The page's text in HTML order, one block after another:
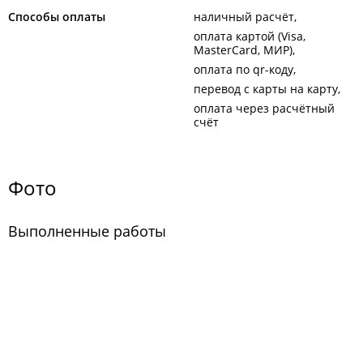
Способы оплаты
наличный расчёт
оплата картой (Visa,
MasterCard, МИР)
оплата по qr-коду
перевод с карты на карту
оплата через расчётный
счёт
Фото
Выполненные работы